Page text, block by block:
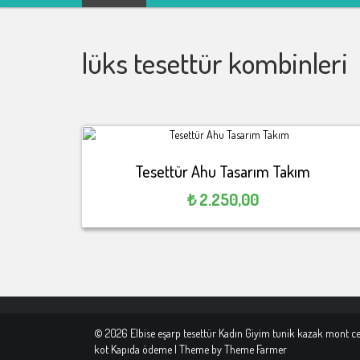
ödeme
lüks tesettür kombinleri
Tesettür Ahu Tasarım Takım
₺2.250,00
© 2026 Elbise eşarp tesettür Kadın Giyim tunik kazak mont
kot Kapıda ödeme | Theme byTheme Farmer